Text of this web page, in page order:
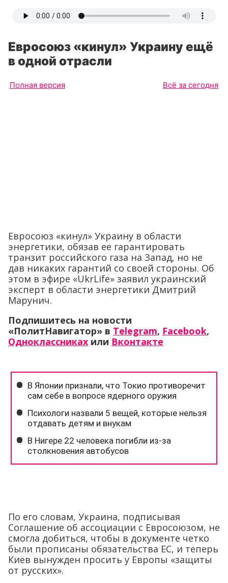
Евросоюз «кинул» Украину ещё
в одной отрасли
Полная версия Всё за сегодня
Евросоюз «кинул» Украину в области
энергетики, обязав ее гарантировать
транзит российского газа на Запад, но не
дав никаких гарантий со своей стороны. Об
этом в эфире «UkrLife» заявил украинский
эксперт в области энергетики Дмитрий
Марунич.
Подпишитесь на новости
«ПолитНавигатор» в Telegram, Facebook,
Одноклассниках или Вконтакте
По его словам, Украина, подписывая
Соглашение об ассоциации с Евросоюзом, не
смогла добиться, чтобы в документе четко
были прописаны обязательства ЕС, и теперь
Киев вынужден просить у Европы «защиты
от русских».